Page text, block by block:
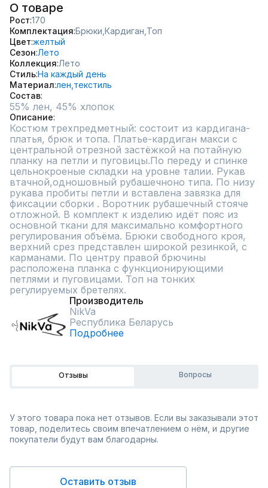
О товаре
Рост 170
Комплектация Брюки, Кардиган, Топ
Цвет желтый
Сезон Лето
Коллекция Лето
СтильНа каждый день
Материал лен, текстиль
Состав
55% лен, 45% хлопок
Описание
Костюм трехпредметный: состоит из кардигана-
платья, брюк и топа. Платье-кардиган макси с
центральной отрезной застёжкой на потайную
планку на петли и пуговицы.По переду и спинке
цельнокроеные складки на уровне талии. Рукав
втачной,одношовный рубашечноно типа. По низу
рукава пробиты петли и вставлена завязка для
фиксации сборки . Воротник рубашечный стояче
отложной. В комплект к изделию идёт пояс из
основной ткани для максимально комфортного
регулирования объёма. Брюки свободного кроя,
верхний срез представлен широкой резинкой, с
карманами. По центру правой брючины
расположена планка с функционирующими
петлями и пуговицами. Топ на тонких
регулируемых бретелях.
Производитель
NikVa
Республика Беларусь
Подробнее
Отзывы Вопросы
У этого товара пока нет отзывов. Если вы заказывали этот
товар, поделитесь своим впечатлением о нём, и другие
покупатели будут вам благодарны.
Оставить отзыв